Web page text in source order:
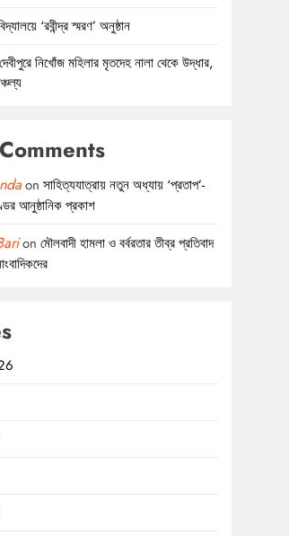
‘রবীন্দ্র স্মরণ’ অনুষ্ঠান
নিখোঁজ মহিলার মৃতদেহ নালা থেকে উদ্ধার,
onসাহিত্যযাত্রায় নতুন অধ্যায় ‘প্রতাপ’-
আনুষ্ঠানিক প্রকাশ
onমৌলবাদী হামলা ও বর্বরতার তীব্র প্রতিবাদ